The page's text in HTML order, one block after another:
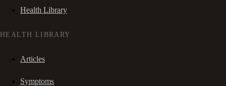
Health Library
HEALTH LIBRARY
Articles
Symptoms